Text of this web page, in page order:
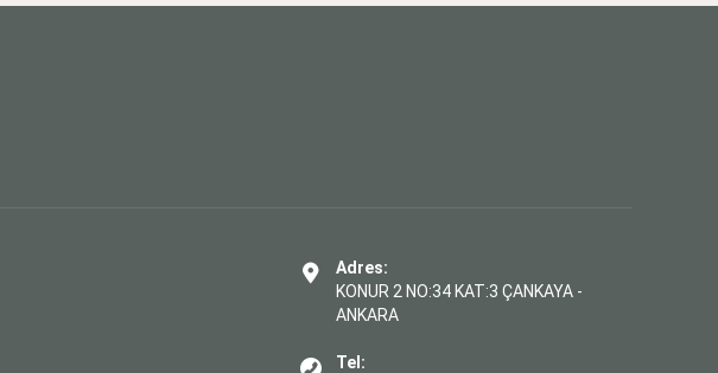
Adres:
KONUR 2 NO:34 KAT:3 ÇANKAYA -
ANKARA
Tel: